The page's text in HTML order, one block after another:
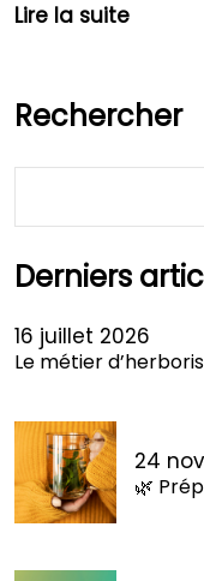
Lire la suite
Rechercher
Derniers
16 juillet 2026
Le métier
24
🌿